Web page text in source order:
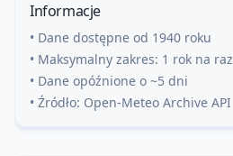
Informacje
• Dane dostępne od 1940 roku
• Maksymalny zakres: 1 rok na raz
• Dane opóźnione o ~5 dni
• Źródło: Open-Meteo Archive API